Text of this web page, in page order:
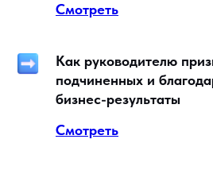
Смотреть
Как руководителю
подчиненных и
бизнес-результаты
Смотреть